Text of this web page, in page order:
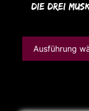
DIE DREI
Ausführung